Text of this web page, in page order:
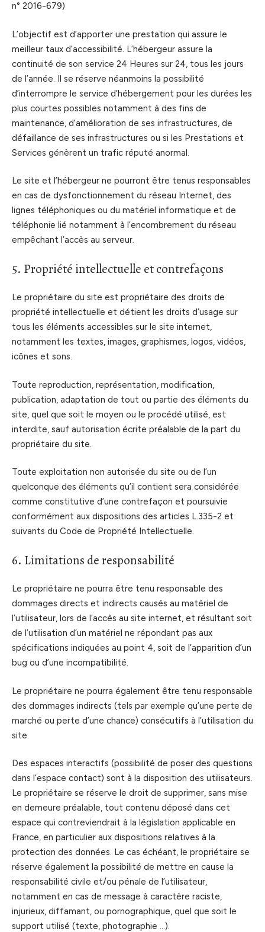
n° 2016-679)
L’objectif est d’apporter une prestation qui assure le
meilleur taux d’accessibilité. L’hébergeur assure la
continuité de son service 24 Heures sur 24, tous les jours
de l’année. Il se réserve néanmoins la possibilité
d’interrompre le service d’hébergement pour les durées les
plus courtes possibles notamment à des fins de
maintenance, d’amélioration de ses infrastructures, de
défaillance de ses infrastructures ou si les Prestations et
Services génèrent un trafic réputé anormal.
Le site et l’hébergeur ne pourront être tenus responsables
en cas de dysfonctionnement du réseau Internet, des
lignes téléphoniques ou du matériel informatique et de
téléphonie lié notamment à l’encombrement du réseau
empêchant l’accès au serveur.
5. Propriété intellectuelle et contrefaçons
Le propriétaire du site est propriétaire des droits de
propriété intellectuelle et détient les droits d’usage sur
tous les éléments accessibles sur le site internet,
notamment les textes, images, graphismes, logos, vidéos,
icônes et sons.
Toute reproduction, représentation, modification,
publication, adaptation de tout ou partie des éléments du
site, quel que soit le moyen ou le procédé utilisé, est
interdite, sauf autorisation écrite préalable de la part du
propriétaire du site.
Toute exploitation non autorisée du site ou de l’un
quelconque des éléments qu’il contient sera considérée
comme constitutive d’une contrefaçon et poursuivie
conformément aux dispositions des articles L.335-2 et
suivants du Code de Propriété Intellectuelle.
6. Limitations de responsabilité
Le propriétaire ne pourra être tenu responsable des
dommages directs et indirects causés au matériel de
l’utilisateur, lors de l’accès au site internet, et résultant soit
de l’utilisation d’un matériel ne répondant pas aux
spécifications indiquées au point 4, soit de l’apparition d’un
bug ou d’une incompatibilité.
Le propriétaire ne pourra également être tenu responsable
des dommages indirects (tels par exemple qu’une perte de
marché ou perte d’une chance) consécutifs à l’utilisation du
site.
Des espaces interactifs (possibilité de poser des questions
dans l’espace contact) sont à la disposition des utilisateurs.
Le propriétaire se réserve le droit de supprimer, sans mise
en demeure préalable, tout contenu déposé dans cet
espace qui contreviendrait à la législation applicable en
France, en particulier aux dispositions relatives à la
protection des données. Le cas échéant, le propriétaire se
réserve également la possibilité de mettre en cause la
responsabilité civile et/ou pénale de l’utilisateur,
notamment en cas de message à caractère raciste,
injurieux, diffamant, ou pornographique, quel que soit le
support utilisé (texte, photographie …).